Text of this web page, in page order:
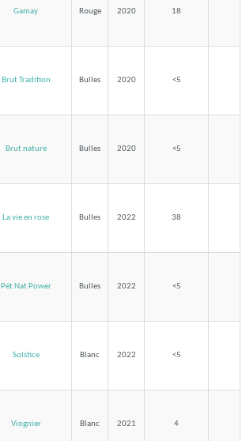
Gamay Rouge 2020 18
Brut Tradition Bulles 2020 <5
Brut nature Bulles 2020 <5
La vie en rose Bulles 2022 38
Pét Nat Power Bulles 2022 <5
Solstice Blanc 2022 <5
Viognier Blanc 2021 4